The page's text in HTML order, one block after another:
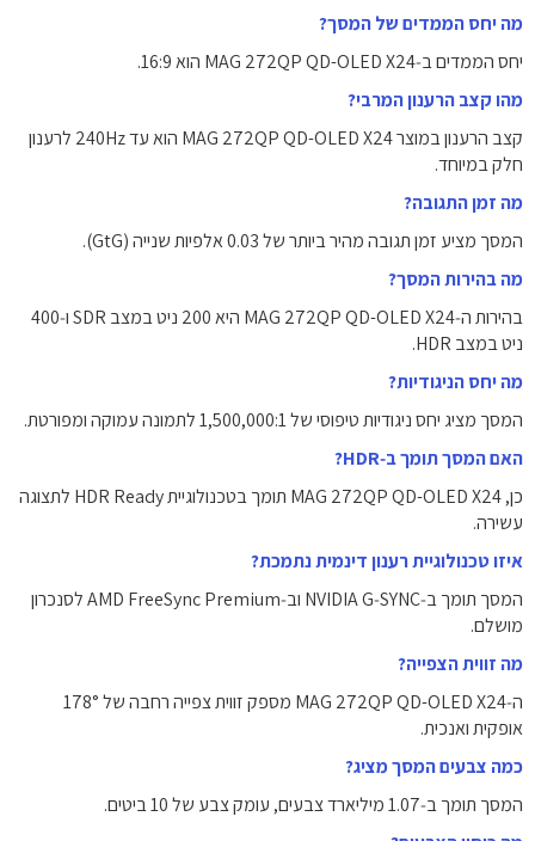
מה יחס הממדים של המסך?
יחס הממדים ב‑MAG 272QP QD-OLED X24 הוא ‎16:9‎.
מהו קצב הרענון המרבי?
קצב הרענון במוצר MAG 272QP QD-OLED X24 הוא עד ‎240Hz‎ לרענון
חלק במיוחד.
מה זמן התגובה?
המסך מציע זמן תגובה מהיר ביותר של ‎0.03‎ אלפיות שנייה (GtG).
מה בהירות המסך?
בהירות ה‑MAG 272QP QD-OLED X24 היא ‎200‎ ניט במצב SDR ו‑‎400‎
ניט במצב HDR.
מה יחס הניגודיות?
המסך מציג יחס ניגודיות טיפוסי של ‎1,500,000:1‎ לתמונה עמוקה ומפורטת.
האם המסך תומך ב‑HDR?
כן, MAG 272QP QD-OLED X24 תומך בטכנולוגיית HDR Ready לתצוגה
עשירה.
איזו טכנולוגיית רענון דינמית נתמכת?
המסך תומך ב‑NVIDIA G‑SYNC וב‑AMD FreeSync Premium לסנכרון
מושלם.
מה זווית הצפייה?
ה‑MAG 272QP QD-OLED X24 מספק זווית צפייה רחבה של ‎178°‎
אופקית ואנכית.
כמה צבעים המסך מציג?
המסך תומך ב‑‎1.07‎ מיליארד צבעים, עומק צבע של ‎10‎ ביטים.